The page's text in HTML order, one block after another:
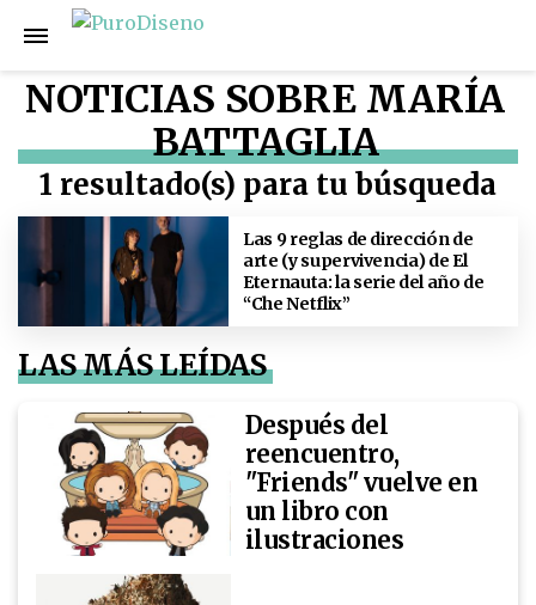
NOTICIAS SOBRE MARÍA
BATTAGLIA
1 resultado(s) para tu búsqueda
Las 9 reglas de dirección de
arte (y supervivencia) de El
Eternauta: la serie del año de
“Che Netflix”
LAS MÁS LEÍDAS
Después del
reencuentro,
"Friends" vuelve en
un libro con
ilustraciones